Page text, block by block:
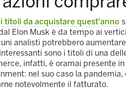
titoli da acquistare quest’anno
Elon Musk è da tempo ai
analisti potrebbero
sono i titoli di una
infatti, è oramai presente
nel suo caso la
notevolmente il fatturato.